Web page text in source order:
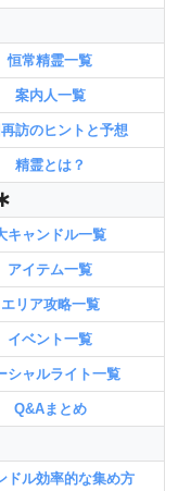
恒常精霊一覧
案内人一覧
訪のヒントと予想
精霊とは？
キャンドル一覧
アイテム一覧
エリア攻略一覧
イベント一覧
シャルライト一覧
Q&Aまとめ
ドル効率的な集め方